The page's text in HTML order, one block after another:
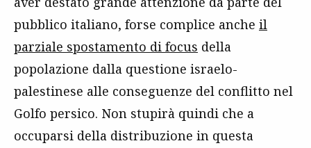
pubblico italiano, forse complice anche il
parziale spostamento di focus della
popolazione dalla questione israelo-
palestinese alle conseguenze del conflitto nel
Golfo persico. Non stupirà quindi che a
occuparsi della distribuzione in questa